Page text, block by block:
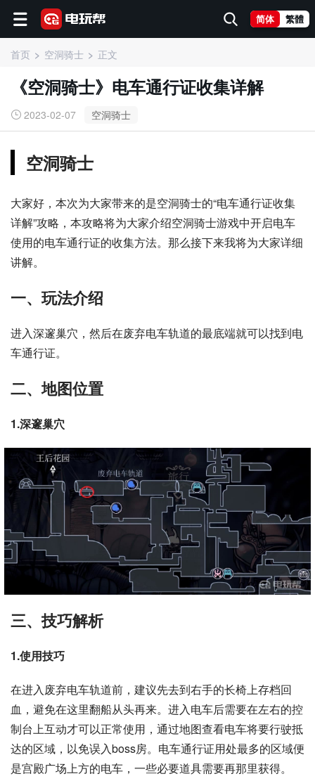
简体 繁體
首页 空洞骑士 正文
《空洞骑士》电车通行证收集详解
2023-02-07 空洞骑士
空洞骑士
大家好，本次为大家带来的是空洞骑士的“电车通行证收集
详解”攻略，本攻略将为大家介绍空洞骑士游戏中开启电车
使用的电车通行证的收集方法。那么接下来我将为大家详细
讲解。
一、玩法介绍
进入深邃巢穴，然后在废弃电车轨道的最底端就可以找到电
车通行证。
二、地图位置
1.深邃巢穴
三、技巧解析
1.使用技巧
在进入废弃电车轨道前，建议先去到右手的长椅上存档回
血，避免在这里翻船从头再来。进入电车后需要在左右的控
制台上互动才可以正常使用，通过地图查看电车将要行驶抵
达的区域，以免误入boss房。电车通行证用处最多的区域便
是宫殿广场上方的电车，一些必要道具需要再那里获得。